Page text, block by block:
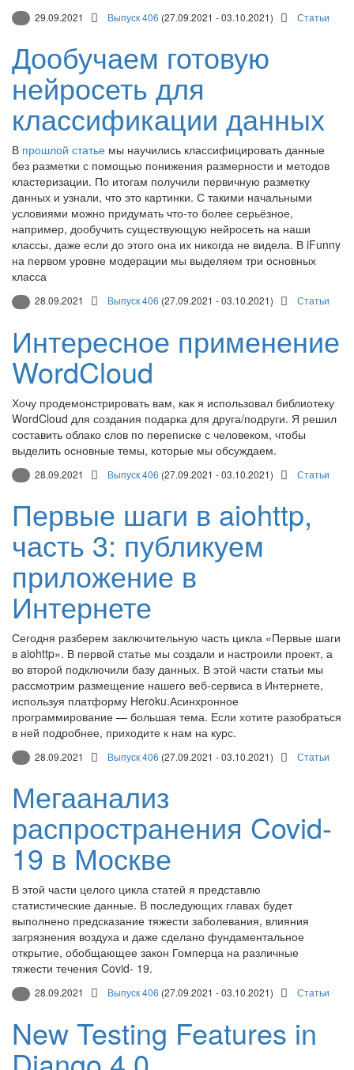
29.09.2021 Выпуск 406 (27.09.2021 - 03.10.2021) Статьи
Дообучаем готовую
нейросеть для
классификации данных
В прошлой статье мы научились классифицировать данные
без разметки с помощью понижения размерности и методов
кластеризации. По итогам получили первичную разметку
данных и узнали, что это картинки. С такими начальными
условиями можно придумать что-то более серьёзное,
например, дообучить существующую нейросеть на наши
классы, даже если до этого она их никогда не видела. В iFunny
на первом уровне модерации мы выделяем три основных
класса
28.09.2021 Выпуск 406 (27.09.2021 - 03.10.2021) Статьи
Интересное применение
WordCloud
Хочу продемонстрировать вам, как я использовал библиотеку
WordCloud для создания подарка для друга/подруги. Я решил
составить облако слов по переписке с человеком, чтобы
выделить основные темы, которые мы обсуждаем.
28.09.2021 Выпуск 406 (27.09.2021 - 03.10.2021) Статьи
Первые шаги в aiohttp,
часть 3: публикуем
приложение в
Интернете
Сегодня разберем заключительную часть цикла «Первые шаги
в aiohttp». В первой статье мы создали и настроили проект, а
во второй подключили базу данных. В этой части статьи мы
рассмотрим размещение нашего веб-сервиса в Интернете,
используя платформу Heroku.Асинхронное
программирование — большая тема. Если хотите разобраться
в ней подробнее, приходите к нам на курс.
28.09.2021 Выпуск 406 (27.09.2021 - 03.10.2021) Статьи
Мегаанализ
распространения Covid-
19 в Москве
В этой части целого цикла статей я представлю
статистические данные. В последующих главах будет
выполнено предсказание тяжести заболевания, влияния
загрязнения воздуха и даже сделано фундаментальное
открытие, обобщающее закон Гомперца на различные
тяжести течения Covid- 19.
28.09.2021 Выпуск 406 (27.09.2021 - 03.10.2021) Статьи
New Testing Features in